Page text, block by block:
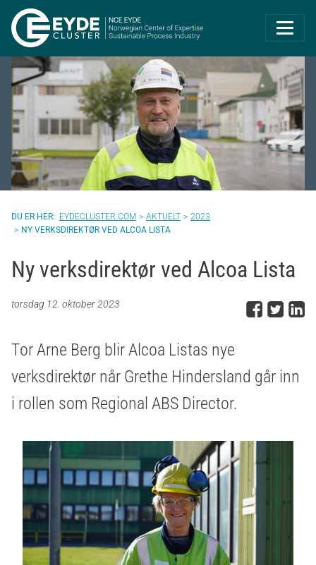
Eyde-Cluster |
EYDECLUSTER.COM AKTUELT
2023
NY VERKSDIREKTØR VED ALCOA LISTA
Ny verksdirektør ved Alcoa Lista
torsdag 12. oktober 2023 DelDel
Tor Arne Berg blir Alcoa Listas nye
verksdirektør når Grethe Hindersland går inn
i rollen som Regional ABS Director.